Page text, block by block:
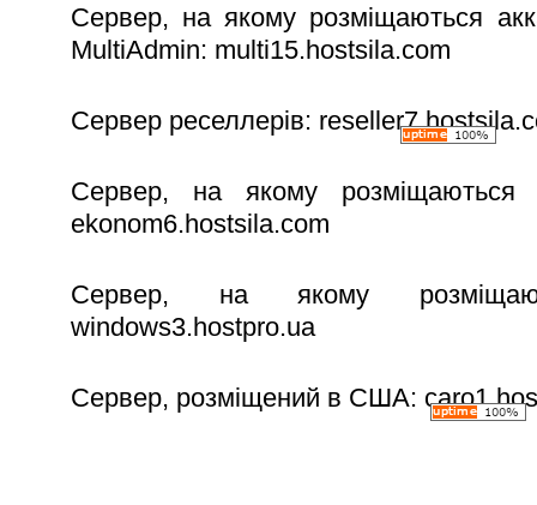
Сервер, на якому розмiщаються
MultiAdmin: multi15.hostsila.com
Сервер реселлерiв:
Сервер, на якому
ekonom6.hostsila.com
Сервер, на якому
windows3.hostpro.ua
Сервер, розмiщений в США: